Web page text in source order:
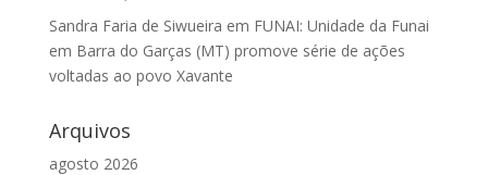
Sandra Faria de Siwueira em FUNAI: Unidade da Funai
em Barra do Garças (MT) promove série de ações
voltadas ao povo Xavante
Arquivos
agosto 2026